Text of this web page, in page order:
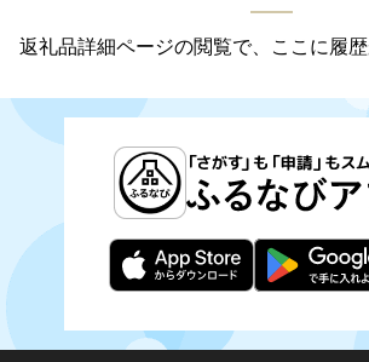
返礼品詳細ページの閲覧で、ここに履歴